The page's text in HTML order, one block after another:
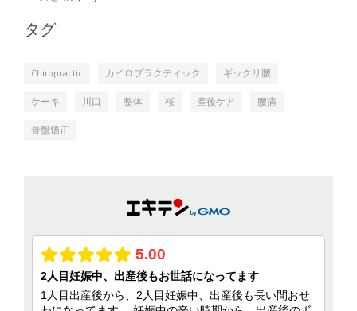
タグ
Chiropractic カイロプラクティック ギックリ腰
ケーキ 川口 整体 桜 産後ケア 腰痛
骨盤矯正